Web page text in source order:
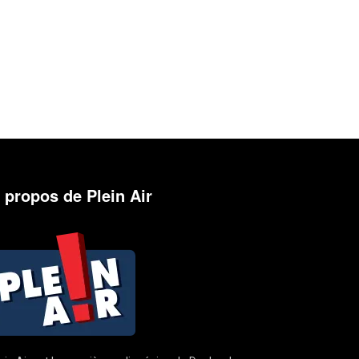
propos de Plein Air